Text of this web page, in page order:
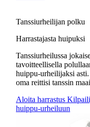
Tanssiurheilijan polku
Harrastajasta huipuksi
Tanssiurheilussa
tavoitteellisella
huippu-urheilijaksi
oma reittisi tanssin
Aloita harrastus
huippu-urheiluun